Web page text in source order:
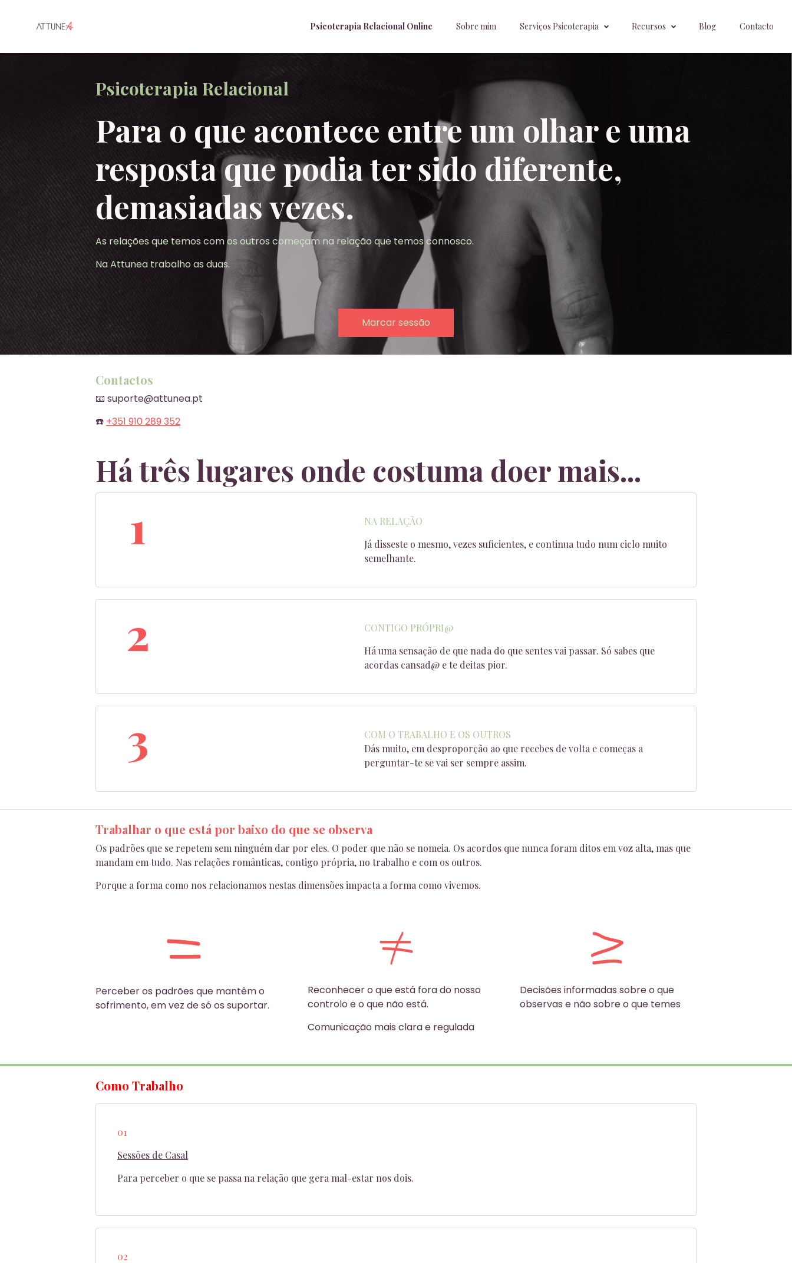
Psicoterapia Relacional Online Sobre mim Serviços Psicoterapia Recursos Blog Contacto
Psicoterapia Relacional
Para o que acontece entre um olhar e uma
resposta que podia ter sido diferente,
demasiadas vezes.
As relações que temos com os outros começam na relação que temos connosco.
Na Attunea trabalho as duas.
Marcar sessão
Contactos
📧 suporte@attunea.pt
☎️ +351 910 289 352
Há três lugares onde costuma doer mais...
NA RELAÇÃO
Já disseste o mesmo, vezes suficientes, e continua tudo num ciclo muito
semelhante.
CONTIGO PRÓPRI@
Há uma sensação de que nada do que sentes vai passar. Só sabes que
acordas cansad@ e te deitas pior.
COM O TRABALHO E OS OUTROS
Dás muito, em desproporção ao que recebes de volta e começas a
perguntar-te se vai ser sempre assim.
Trabalhar o que está por baixo do que se observa
Os padrões que se repetem sem ninguém dar por eles. O poder que não se nomeia. Os acordos que nunca foram ditos em voz alta, mas que
mandam em tudo. Nas relações românticas, contigo própria, no trabalho e com os outros.
Porque a forma como nos relacionamos nestas dimensões impacta a forma como vivemos.
Perceber os padrões que mantêm o
sofrimento, em vez de só os suportar.
Reconhecer o que está fora do nosso
controlo e o que não está.
Comunicação mais clara e regulada
Decisões informadas sobre o que
observas e não sobre o que temes
Como Trabalho
01
Sessões de Casal
Para perceber o que se passa na relação que gera mal-estar nos dois.
02